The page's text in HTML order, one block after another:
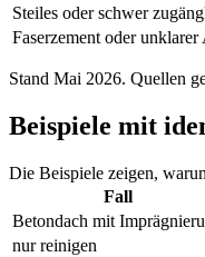
Steiles oder schwer
Faserzement oder unklarer
Stand Mai 2026. Quellen
Beispiele mit
Die Beispiele zeigen,
Fall
Betondach mit
nur reinigen